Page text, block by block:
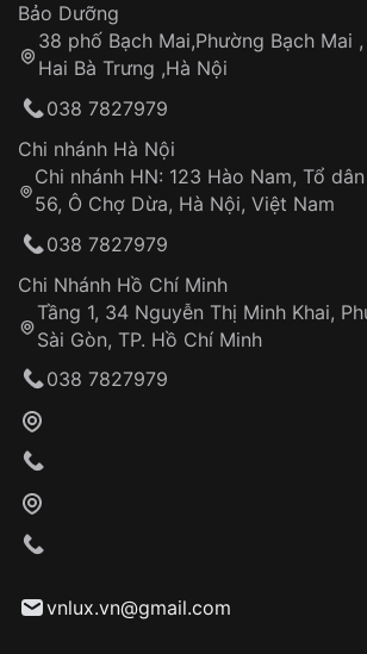
Thời gian tính từ khi xác nhận
công
Hotline: 0585 215 215
Từ khóa SEO:
Khách hàng kiểm tra và thanh
Từ khóa SEO:
Sản phẩm đã bị:
Tự ý sửa chữa
thống VNLUX
Đảm bảo quyền lợi khách hàng
Đồng hành cùng khách hàng
trình sử dụng
Bảo Dưỡng
38 phố Bạch Mai,Phường Bạch Mai ,
Hai Bà Trưng ,Hà Nội
038 7827979
Chi nhánh Hà Nội
Chi nhánh HN: 123 Hào Nam, Tổ
56, Ô Chợ Dừa, Hà Nội, Việt Nam
038 7827979
Chi Nhánh Hồ Chí Minh
Tầng 1, 34 Nguyễn Thị Minh Khai,
Sài Gòn, TP. Hồ Chí Minh
038 7827979
vnlux.vn@gmail.com